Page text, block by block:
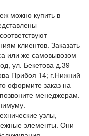
можно купить в
клиентов. Заказать
или же самовывозом
ул. Бекетова д.39
Прибоя 14; г.Нижний
оформите заказ на
менеджерам.
узлы,
элементы. Они